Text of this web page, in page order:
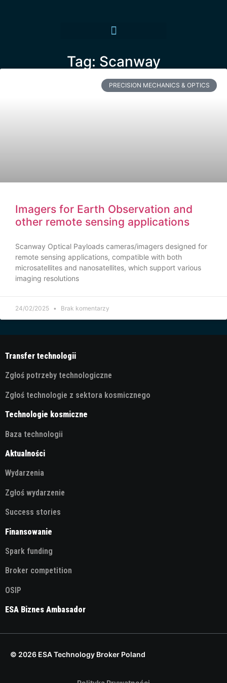
Tag: Scanway
PRECISION MECHANICS & OPTICS
Imagers for Earth Observation and
other remote sensing applications
Scanway Optical Payloads cameras/imagers designed for
remote sensing applications, compatible with both
microsatellites and nanosatellites, which support various
imaging resolutions
24/02/2025 Brak komentarzy
Transfer technologii
Zgłoś potrzeby technologiczne
Zgłoś technologie z sektora kosmicznego
Technologie kosmiczne
Baza technologii
Aktualności
Wydarzenia
Zgłoś wydarzenie
Success stories
Finansowanie
Spark funding
Broker competition
OSIP
ESA Biznes Ambasador
© 2026 ESA Technology Broker Poland